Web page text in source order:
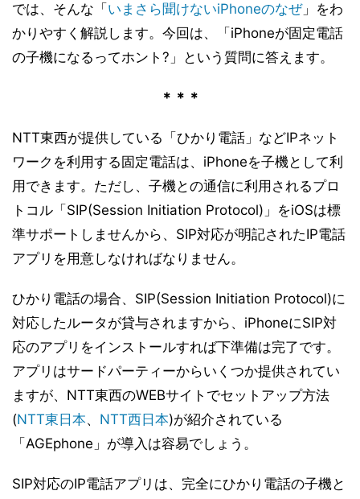
では、そんな「 いまさら聞けないiPhoneのなぜ」をわ
かりやすく解説します。今回は、「iPhoneが固定電話
の子機になるってホント?」という質問に答えます。
＊＊＊
NTT東西が提供している「ひかり電話」などIPネット
ワークを利用する固定電話は、iPhoneを子機として利
用できます。ただし、子機との通信に利用されるプロ
トコル「SIP(Session Initiation Protocol)」をiOSは標
準サポートしませんから、SIP対応が明記されたIP電話
アプリを用意しなければなりません。
ひかり電話の場合、SIP(Session Initiation Protocol)に
対応したルータが貸与されますから、iPhoneにSIP対
応のアプリをインストールすれば下準備は完了です。
アプリはサードパーティーからいくつか提供されてい
ますが、NTT東西のWEBサイトでセットアップ方法
(NTT東日本、 NTT西日本)が紹介されている
「AGEphone」が導入は容易でしょう。
SIP対応のIP電話アプリは、完全にひかり電話の子機と